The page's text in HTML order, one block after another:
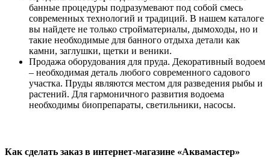
банные процедуры подразумевают под собой смесь
современных технологий и традиций. В нашем каталоге
вы найдете не только стройматериалы, дымоходы, но и
такие необходимые для банного отдыха детали как
камни, заглушки, щетки и веники.
Продажа оборудования для пруда. Декоративный водоем
– необходимая деталь любого современного садового
участка. Пруды являются местом для разведения рыбы и
растений. Для гармоничного развития водоема
необходимы биопрепараты, светильники, насосы.
Как сделать заказ в интернет-магазине «Аквамастер»